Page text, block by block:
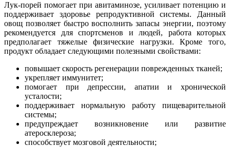
Лук-порей помогает при авитаминозе, усиливает потенцию и
поддерживает здоровье репродуктивной системы. Данный
овощ позволяет быстро восполнить запасы энергии, поэтому
рекомендуется для спортсменов и людей, работа которых
предполагает тяжелые физические нагрузки. Кроме того,
продукт обладает следующими полезными свойствами:
повышает скорость регенерации поврежденных тканей;
укрепляет иммунитет;
помогает при депрессии, апатии и хронической
усталости;
поддерживает нормальную работу пищеварительной
системы;
предупреждает возникновение или развитие
атеросклероза;
способствует мозговой деятельности;